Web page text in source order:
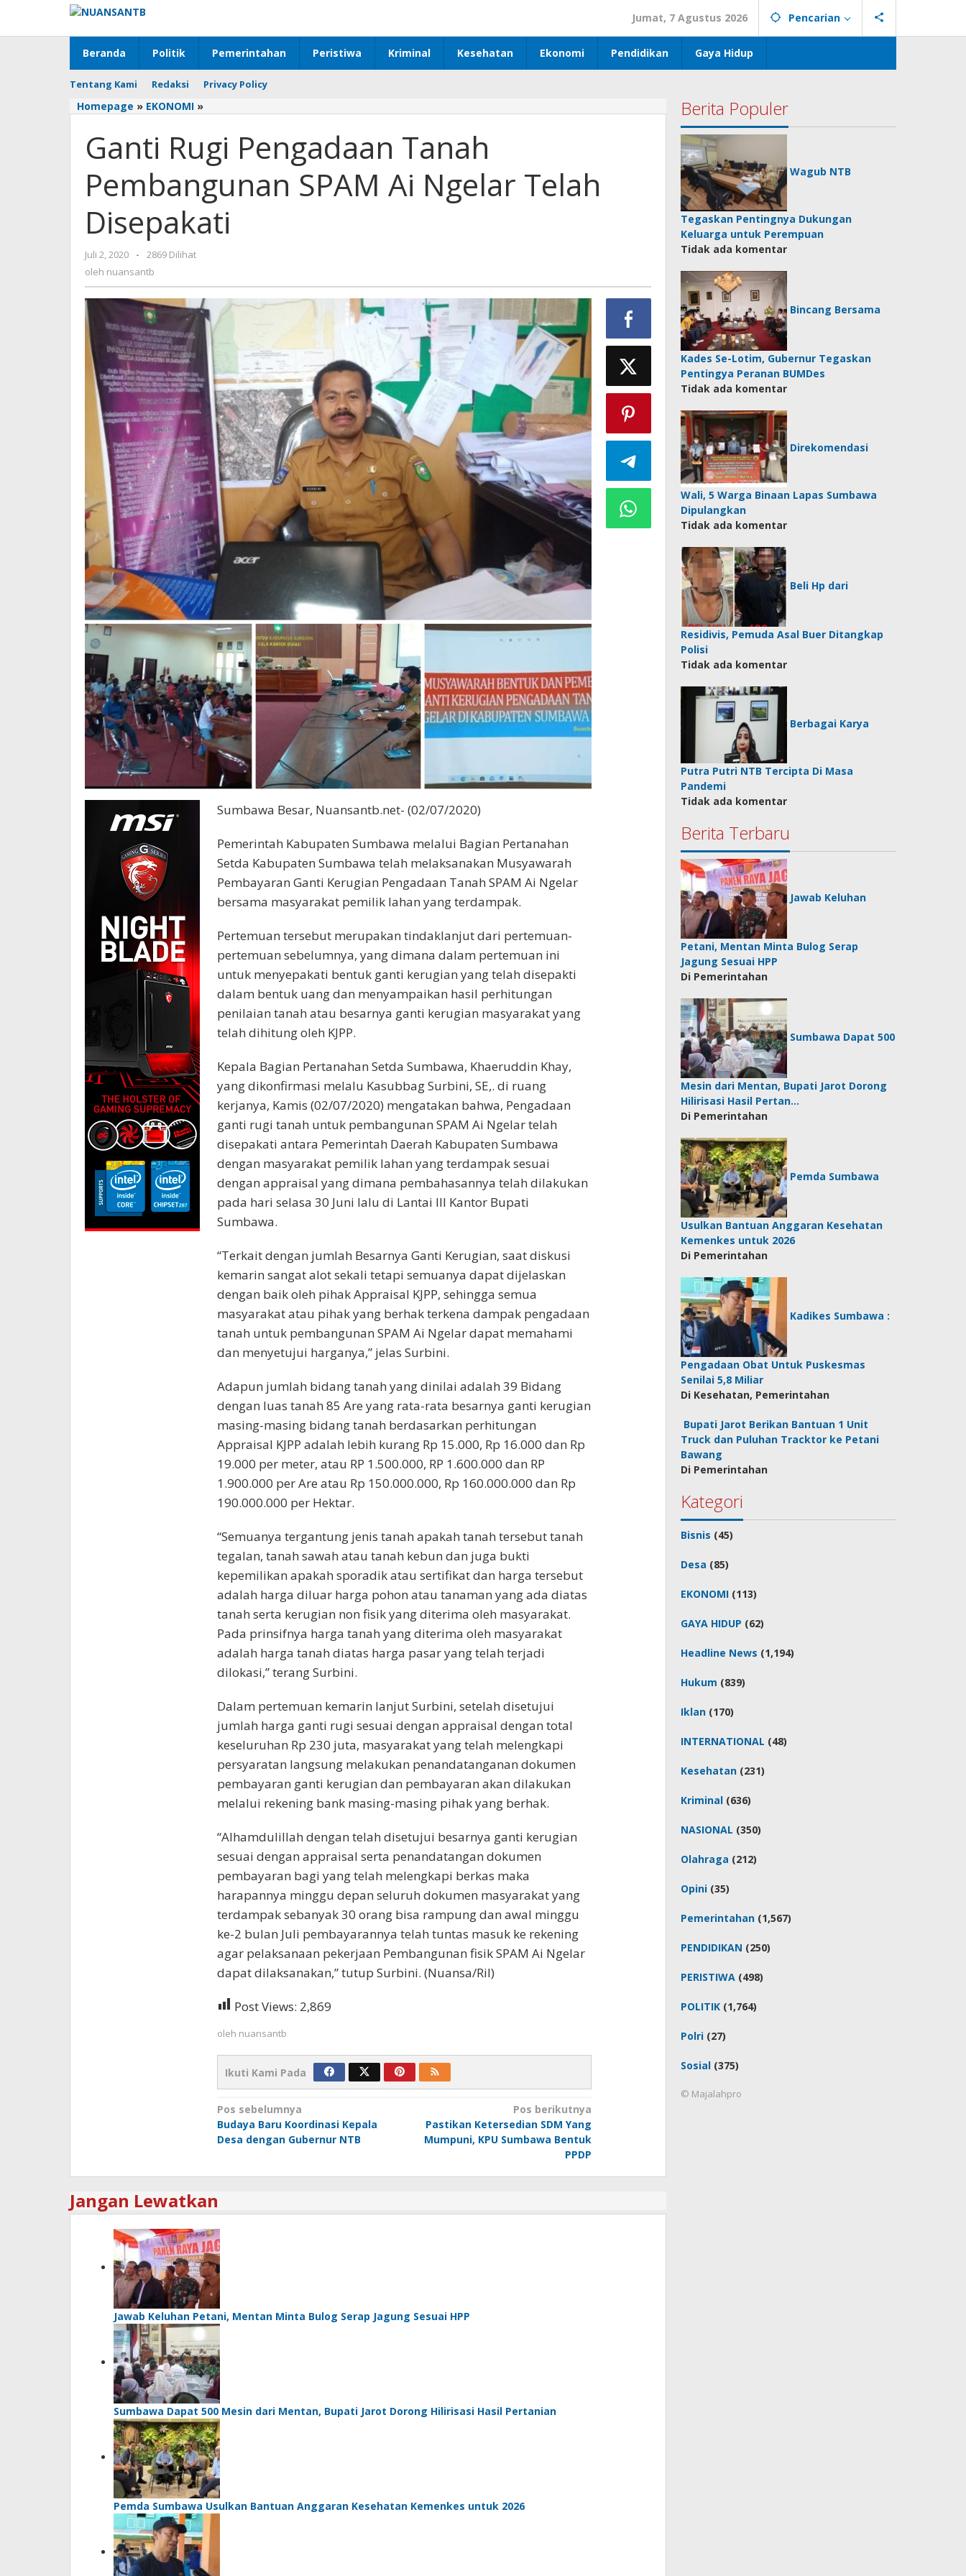
konten
Jumat, 7 Agustus 2026 Pencarian
Beranda Politik Pemerintahan Peristiwa Kriminal Kesehatan Ekonomi Pendidikan Gaya Hidup
Tentang Kami Redaksi Privacy Policy
Homepage » EKONOMI »
Pengadaan
Tanah
Pembangunan
SPAM
Ai
Ngelar
Telah
Ganti Rugi Pengadaan Tanah
Pembangunan SPAM Ai Ngelar Telah
Disepakati
Juli 2, 2020
oleh
nuansantb
-
2869 Dilihat
oleh nuansantb
Sumbawa Besar, Nuansantb.net- (02/07/2020)
Pemerintah Kabupaten Sumbawa melalui Bagian Pertanahan
Setda Kabupaten Sumbawa telah melaksanakan Musyawarah
Pembayaran Ganti Kerugian Pengadaan Tanah SPAM Ai Ngelar
bersama masyarakat pemilik lahan yang terdampak.
Pertemuan tersebut merupakan tindaklanjut dari pertemuan-
pertemuan sebelumnya, yang dimana dalam pertemuan ini
untuk menyepakati bentuk ganti kerugian yang telah disepakti
dalam bentuk uang dan menyampaikan hasil perhitungan
penilaian tanah atau besarnya ganti kerugian masyarakat yang
telah dihitung oleh KJPP.
Kepala Bagian Pertanahan Setda Sumbawa, Khaeruddin Khay,
yang dikonfirmasi melalu Kasubbag Surbini, SE,. di ruang
kerjanya, Kamis (02/07/2020) mengatakan bahwa, Pengadaan
ganti rugi tanah untuk pembangunan SPAM Ai Ngelar telah
disepakati antara Pemerintah Daerah Kabupaten Sumbawa
dengan masyarakat pemilik lahan yang terdampak sesuai
dengan appraisal yang dimana pembahasannya telah dilakukan
pada hari selasa 30 Juni lalu di Lantai III Kantor Bupati
Sumbawa.
“Terkait dengan jumlah Besarnya Ganti Kerugian, saat diskusi
kemarin sangat alot sekali tetapi semuanya dapat dijelaskan
dengan baik oleh pihak Appraisal KJPP, sehingga semua
masyarakat atau pihak yang berhak terkena dampak pengadaan
tanah untuk pembangunan SPAM Ai Ngelar dapat memahami
dan menyetujui harganya,” jelas Surbini.
Adapun jumlah bidang tanah yang dinilai adalah 39 Bidang
dengan luas tanah 85 Are yang rata-rata besarnya ganti kerugian
masing-masing bidang tanah berdasarkan perhitungan
Appraisal KJPP adalah lebih kurang Rp 15.000, Rp 16.000 dan Rp
19.000 per meter, atau RP 1.500.000, RP 1.600.000 dan RP
1.900.000 per Are atau Rp 150.000.000, Rp 160.000.000 dan Rp
190.000.000 per Hektar.
“Semuanya tergantung jenis tanah apakah tanah tersebut tanah
tegalan, tanah sawah atau tanah kebun dan juga bukti
kepemilikan apakah sporadik atau sertifikat dan harga tersebut
adalah harga diluar harga pohon atau tanaman yang ada diatas
tanah serta kerugian non fisik yang diterima oleh masyarakat.
Pada prinsifnya harga tanah yang diterima oleh masyarakat
adalah harga tanah diatas harga pasar yang telah terjadi
dilokasi,” terang Surbini.
Dalam pertemuan kemarin lanjut Surbini, setelah disetujui
jumlah harga ganti rugi sesuai dengan appraisal dengan total
keseluruhan Rp 230 juta, masyarakat yang telah melengkapi
persyaratan langsung melakukan penandatanganan dokumen
pembayaran ganti kerugian dan pembayaran akan dilakukan
melalui rekening bank masing-masing pihak yang berhak.
“Alhamdulillah dengan telah disetujui besarnya ganti kerugian
sesuai dengan appraisal serta penandatangan dokumen
pembayaran bagi yang telah melengkapi berkas maka
harapannya minggu depan seluruh dokumen masyarakat yang
terdampak sebanyak 30 orang bisa rampung dan awal minggu
ke-2 bulan Juli pembayarannya telah tuntas masuk ke rekening
agar pelaksanaan pekerjaan Pembangunan fisik SPAM Ai Ngelar
dapat dilaksanakan,” tutup Surbini. (Nuansa/Ril)
Post Views: 2,869
oleh nuansantb
Ikuti Kami Pada
Navigasi
pos
Pos sebelumnya
Budaya Baru Koordinasi Kepala
Desa dengan Gubernur NTB
Pos berikutnya
Pastikan Ketersedian SDM Yang
Mumpuni, KPU Sumbawa Bentuk
PPDP
Jangan Lewatkan
Jawab Keluhan Petani, Mentan Minta Bulog Serap Jagung Sesuai HPP
Sumbawa Dapat 500 Mesin dari Mentan, Bupati Jarot Dorong Hilirisasi Hasil Pertanian
Pemda Sumbawa Usulkan Bantuan Anggaran Kesehatan Kemenkes untuk 2026
Berita Populer
Wagub NTB
Tegaskan Pentingnya Dukungan
Keluarga untuk Perempuan
Tidak ada komentar
Bincang Bersama
Kades Se-Lotim, Gubernur Tegaskan
Pentingya Peranan BUMDes
Tidak ada komentar
Direkomendasi
Wali, 5 Warga Binaan Lapas Sumbawa
Dipulangkan
Tidak ada komentar
Beli Hp dari
Residivis, Pemuda Asal Buer Ditangkap
Polisi
Tidak ada komentar
Berbagai Karya
Putra Putri NTB Tercipta Di Masa
Pandemi
Tidak ada komentar
Berita Terbaru
Jawab Keluhan
Petani, Mentan Minta Bulog Serap
Jagung Sesuai HPP
Di Pemerintahan
Sumbawa Dapat 500
Mesin dari Mentan, Bupati Jarot Dorong
Hilirisasi Hasil Pertan…
Di Pemerintahan
Pemda Sumbawa
Usulkan Bantuan Anggaran Kesehatan
Kemenkes untuk 2026
Di Pemerintahan
Kadikes Sumbawa :
Pengadaan Obat Untuk Puskesmas
Senilai 5,8 Miliar
Di Kesehatan, Pemerintahan
Bupati Jarot Berikan Bantuan 1 Unit
Truck dan Puluhan Tracktor ke Petani
Bawang
Di Pemerintahan
Kategori
Bisnis (45)
Desa (85)
EKONOMI (113)
GAYA HIDUP (62)
Headline News (1,194)
Hukum (839)
Iklan (170)
INTERNATIONAL (48)
Kesehatan (231)
Kriminal (636)
NASIONAL (350)
Olahraga (212)
Opini (35)
Pemerintahan (1,567)
PENDIDIKAN (250)
PERISTIWA (498)
POLITIK (1,764)
Polri (27)
Sosial (375)
© Majalahpro